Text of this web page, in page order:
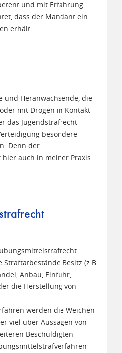
und mit Erfahrung
dass der Mandant ein
erhält.
und Heranwachsende, die
mit Drogen in Kontakt
das Jugendstrafrecht
besondere
Denn der
hier auch in meiner Praxis
Besitz (z.B.
Anbau, Einfuhr,
die Herstellung von
werden die Weichen
viel über Aussagen von
Beschuldigten